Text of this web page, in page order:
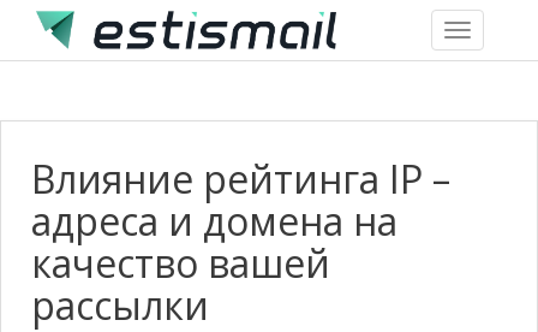
Toggle
navigation
Влияние рейтинга IP –
адреса и домена на
качество вашей
рассылки